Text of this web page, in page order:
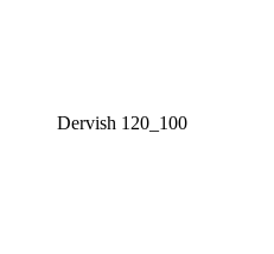
Dervish 120_100